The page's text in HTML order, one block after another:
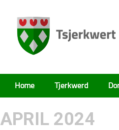
Tsjerkwert
Home Tjerkwerd
APRIL 2024